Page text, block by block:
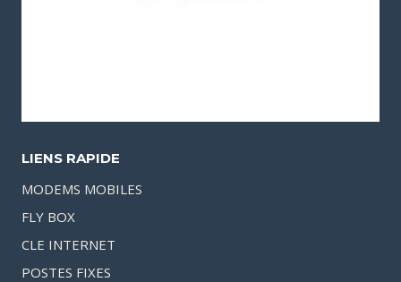
LIENS RAPIDE
MODEMS MOBILES
FLY BOX
CLE INTERNET
POSTES FIXES